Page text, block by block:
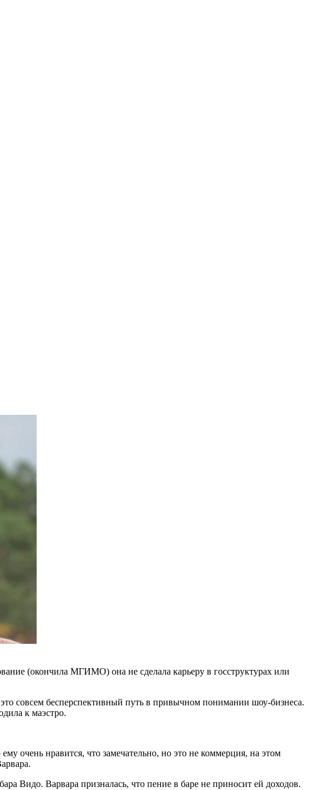
(окончила МГИМО) она не сделала карьеру в госструктурах или
совсем бесперспективный путь в привычном понимании шоу-бизнеса.
к маэстро.
очень нравится, что замечательно, но это не коммерция, на этом
Видо. Варвара призналась, что пение в баре не приносит ей доходов.